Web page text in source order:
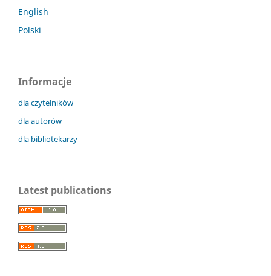
English
Polski
Informacje
dla czytelników
dla autorów
dla bibliotekarzy
Latest publications